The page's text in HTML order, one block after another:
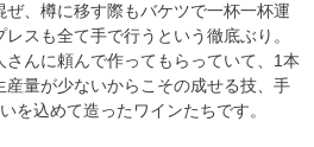
、樽に移す際もバケツで一杯一杯運
スも全て手で行うという徹底ぶり。
んに頼んで作ってもらっていて、1本
量が少ないからこその成せる技、手
を込めて造ったワインたちです。